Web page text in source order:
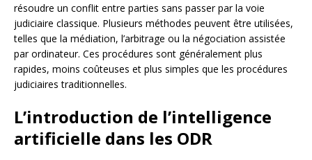
résoudre un conflit entre parties sans passer par la voie
judiciaire classique. Plusieurs méthodes peuvent être utilisées,
telles que la médiation, l’arbitrage ou la négociation assistée
par ordinateur. Ces procédures sont généralement plus
rapides, moins coûteuses et plus simples que les procédures
judiciaires traditionnelles.
L’introduction de l’intelligence
artificielle dans les ODR